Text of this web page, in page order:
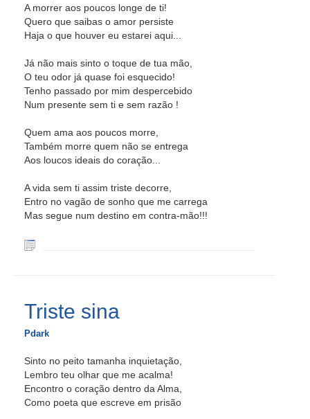
A morrer aos poucos longe de ti!
Quero que saibas o amor persiste
Haja o que houver eu estarei aqui...
Já não mais sinto o toque de tua mão,
O teu odor já quase foi esquecido!
Tenho passado por mim despercebido
Num presente sem ti e sem razão !
Quem ama aos poucos morre,
Também morre quem não se entrega
Aos loucos ideais do coração...
A vida sem ti assim triste decorre,
Entro no vagão de sonho que me carrega
Mas segue num destino em contra-mão!!!
Triste sina
Pdark
Sinto no peito tamanha inquietação,
Lembro teu olhar que me acalma!
Encontro o coração dentro da Alma,
Como poeta que escreve em prisão